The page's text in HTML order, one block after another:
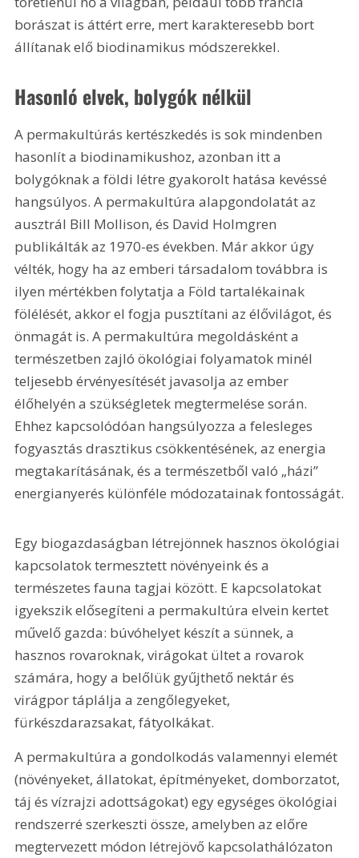
borászat is áttért erre, mert karakteresebb bort
állítanak elő biodinamikus módszerekkel.
Hasonló elvek, bolygók nélkül
A permakultúrás kertészkedés is sok mindenben
hasonlít a biodinamikushoz, azonban itt a
bolygóknak a földi létre gyakorolt hatása kevéssé
hangsúlyos. A permakultúra alapgondolatát az
ausztrál Bill Mollison, és David Holmgren
publikálták az 1970-es években. Már akkor úgy
vélték, hogy ha az emberi társadalom továbbra is
ilyen mértékben folytatja a Föld tartalékainak
fölélését, akkor el fogja pusztítani az élővilágot, és
önmagát is. A permakultúra megoldásként a
természetben zajló ökológiai folyamatok minél
teljesebb érvényesítését javasolja az ember
élőhelyén a szükségletek megtermelése során.
Ehhez kapcsolódóan hangsúlyozza a felesleges
fogyasztás drasztikus csökkentésének, az energia
megtakarításának, és a természetből való „házi”
energianyerés különféle módozatainak fontosságát.
Egy biogazdaságban létrejönnek hasznos ökológiai
kapcsolatok termesztett növényeink és a
természetes fauna tagjai között. E kapcsolatokat
igyekszik elősegíteni a permakultúra elvein kertet
művelő gazda: búvóhelyet készít a sünnek, a
hasznos rovaroknak, virágokat ültet a rovarok
számára, hogy a belőlük gyűjthető nektár és
virágpor táplálja a zengőlegyeket,
fürkészdarazsakat, fátyolkákat.
A permakultúra a gondolkodás valamennyi elemét
(növényeket, állatokat, építményeket, domborzatot,
táj és vízrajzi adottságokat) egy egységes ökológiai
rendszerré szerkeszti össze, amelyben az előre
megtervezett módon létrejövő kapcsolathálózaton